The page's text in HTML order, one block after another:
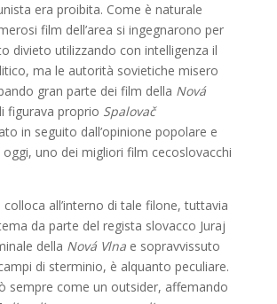
era proibita. Come è naturale
film dell’area si ingegnarono per
divieto utilizzando con intelligenza il
ma le autorità sovietiche misero
gran parte dei film della Nová
figurava proprio Spalovač
in seguito dall’opinione popolare e
oggi, uno dei migliori film cecoslovacchi
all’interno di tale filone, tuttavia
da parte del regista slovacco Juraj
della Nová Vlnae sopravvissuto
di sterminio, è alquanto peculiare.
sempre come un outsider, affemando